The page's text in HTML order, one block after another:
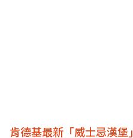
肯德基最新「威士忌漢堡」